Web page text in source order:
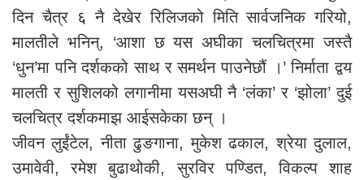
दिन चैत्र ६ नै देखेर रिलिजको मिति सार्वजनिक गरियो,
मालतीले भनिन्, ‘आशा छ यस अघीका चलचित्रमा जस्तै
‘धुन’मा पनि दर्शकको साथ र समर्थन पाउनेछौं ।’ निर्माता द्वय
मालती र सुशिलको लगानीमा यसअघी नै ‘लंका’ र ‘झोला’ दुई
चलचित्र दर्शकमाझ आईसकेका छन् ।
जीवन लुईंटेल, नीता ढुङगाना, मुकेश ढकाल, श्रेया दुलाल,
उमावेवी, रमेश बुढाथोकी, सुरविर पण्डित, विकल्प शाह